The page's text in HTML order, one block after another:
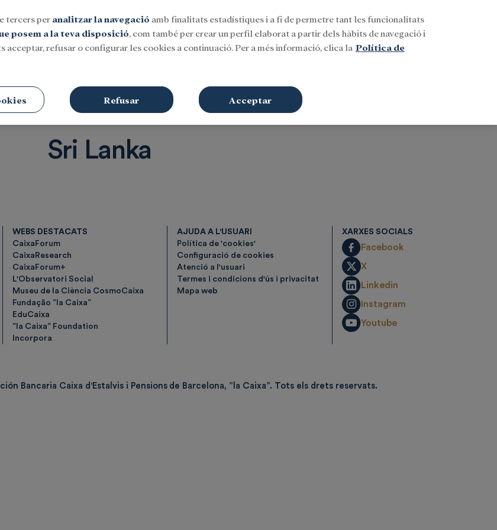
Iniciar sessió Buscar
Sri Lanka
WEBS DESTACATS
CaixaForum
CaixaResearch
CaixaForum+
L'Observatori Social
Museu de la Ciència CosmoCaixa
Fundação ”la Caixa”
EduCaixa
”la Caixa” Foundation
Incorpora
AJUDA A L'USUARI
Política de 'cookies'
Configuració de cookies
Atenció a l'usuari
Termes i condicions d'ús i privacitat
Mapa web
XARXES SOCIALS
Facebook
X
Linkedin
Instagram
Youtube
Bancaria Caixa d'Estalvis i Pensions de Barcelona, ”la Caixa”. Tots els drets reservats.
tercers per analitzar la navegació amb finalitats estadístiques i a fi de permetre tant les funcionalitats
posem a la teva disposició, com també per crear un perfil elaborat a partir dels hàbits de navegació i
acceptar, refusar o configurar les cookies a continuació. Per a més informació, clica la Política de
Refusar Acceptar